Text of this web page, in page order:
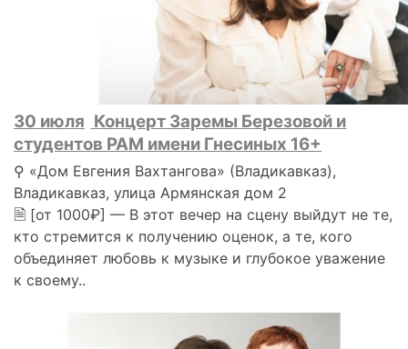
30 июля Концерт Заремы Березовой и
студентов РАМ имени Гнесиных 16+
⚲ «Дом Евгения Вахтангова» (Владикавказ),
Владикавказ, улица Армянская дом 2
🗎 [от 1000₽] — В этот вечер на сцену выйдут не те,
кто стремится к получению оценок, а те, кого
объединяет любовь к музыке и глубокое уважение
к своему..